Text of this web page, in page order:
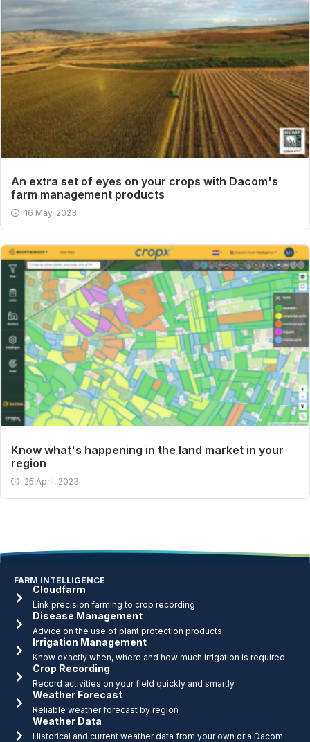
An extra set of eyes on your crops with Dacom's
farm management products
16 May, 2023
Know what's happening in the land market in your
region
25 April, 2023
FARM INTELLIGENCE
Cloudfarm
Link precision farming to crop recording
Disease Management
Advice on the use of plant protection products
Irrigation Management
Know exactly when, where and how much irrigation is required
Crop Recording
Record activities on your field quickly and smartly.
Weather Forecast
Reliable weather forecast by region
Weather Data
Historical and current weather data from your own or a Dacom